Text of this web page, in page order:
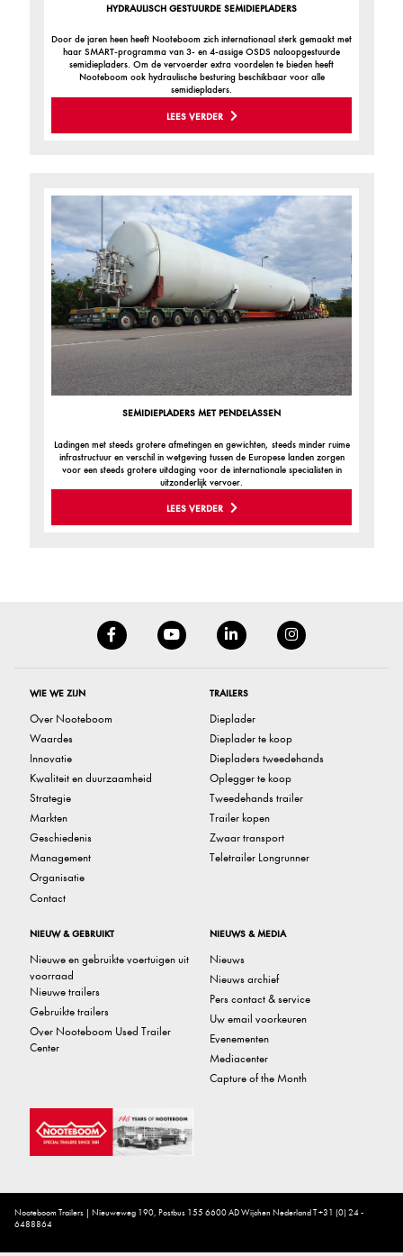
HYDRAULISCH GESTUURDE SEMIDIEPLADERS
Door de jaren heen heeft Nooteboom zich internationaal sterk gemaakt met
haar SMART-programma van 3- en 4-assige OSDS naloopgestuurde
semidiepladers. Om de vervoerder extra voordelen te bieden heeft
Nooteboom ook hydraulische besturing beschikbaar voor alle
semidiepladers.
LEES VERDER
SEMIDIEPLADERS MET PENDELASSEN
Ladingen met steeds grotere afmetingen en gewichten, steeds minder ruime
infrastructuur en verschil in wetgeving tussen de Europese landen zorgen
voor een steeds grotere uitdaging voor de internationale specialisten in
uitzonderlijk vervoer.
LEES VERDER
WIE WE ZIJN
Over Nooteboom
Waardes
Innovatie
Kwaliteit en duurzaamheid
Strategie
Markten
Geschiedenis
Management
Organisatie
Contact
TRAILERS
Dieplader
Dieplader te koop
Diepladers tweedehands
Oplegger te koop
Tweedehands trailer
Trailer kopen
Zwaar transport
Teletrailer Longrunner
NIEUW & GEBRUIKT
Nieuwe en gebruikte voertuigen uit
voorraad
Nieuwe trailers
Gebruikte trailers
Over Nooteboom Used Trailer
Center
NIEUWS & MEDIA
Nieuws
Nieuws archief
Pers contact & service
Uw email voorkeuren
Evenementen
Mediacenter
Capture of the Month
Nooteboom Trailers | Nieuweweg 190, Postbus 155 6600 AD Wijchen Nederland T +31 (0) 24 -
6488864